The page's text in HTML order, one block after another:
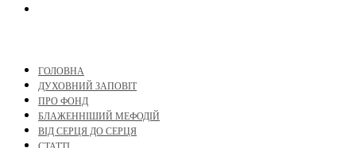
ГОЛОВНА
ДУХОВНИЙ ЗАПОВІТ
ПРО ФОНД
БЛАЖЕННІШИЙ МЕФОДІЙ
ВІД СЕРЦЯ ДО СЕРЦЯ